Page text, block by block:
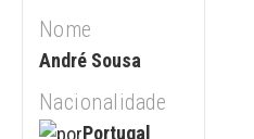
Nome
André Sousa
Nacionalidade
Portugal